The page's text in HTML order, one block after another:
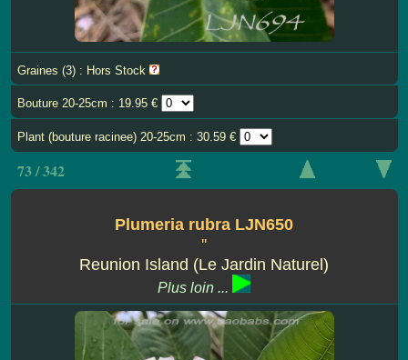
Graines (3) : Hors Stock
Bouture 20-25cm : 19.95 €
Plant (bouture racinee) 20-25cm : 30.59 €
73 / 342
Plumeria rubra LJN650
''
Reunion Island (Le Jardin Naturel)
Plus loin ...